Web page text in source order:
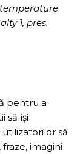
1, pres.
pentru a
să își
să
imagini